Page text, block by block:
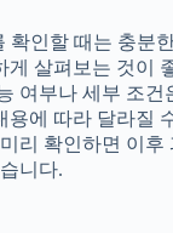
확인할 때는 충분
살펴보는 것이
여부나 세부 조건
용에 따라 달라질
리 확인하면 이후
니다.